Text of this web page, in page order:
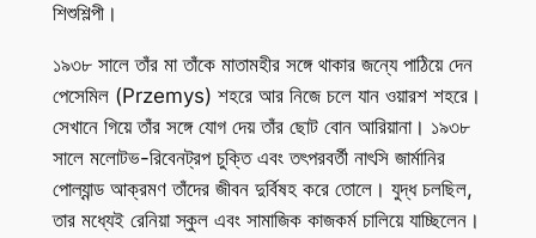
শিশুশিল্পী।
১৯৩৮ সালে তাঁর মা তাঁকে মাতামহীর সঙ্গে থাকার জন্যে পাঠিয়ে দেন
পেসেমিল (Przemys) শহরে আর নিজে চলে যান ওয়ারশ শহরে।
সেখানে গিয়ে তাঁর সঙ্গে যোগ দেয় তাঁর ছোট বোন আরিয়ানা। ১৯৩৮
সালে মলোটভ-রিবেনট্রপ চুক্তি এবং তৎপরবর্তী নাৎসি জার্মানির
পোল্যান্ড আক্রমণ তাঁদের জীবন দুর্বিষহ করে তোলে। যুদ্ধ চলছিল,
তার মধ্যেই রেনিয়া স্কুল এবং সামাজিক কাজকর্ম চালিয়ে যাচ্ছিলেন।